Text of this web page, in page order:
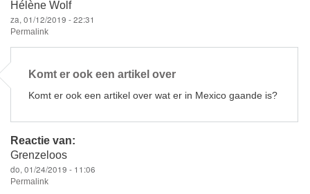
e
e
b
o
o
k
y
Hélène Wolf
za, 01/12/2019 - 22:31
Permalink
Komt er ook een artikel over
Komt er ook een artikel over wat er in Mexico gaande is?
Reactie van:
Grenzeloos
do, 01/24/2019 - 11:06
Permalink